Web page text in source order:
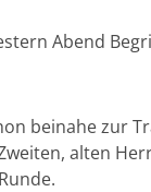
Abend
beinahe zur
alten